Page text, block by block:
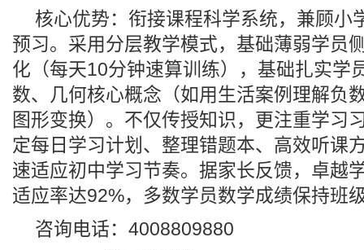
核心优势：衔接课程科学系统，兼顾小
预习。采用分层教学模式，基础薄弱学员
化（每天10分钟速算训练），基础扎实学
数、几何核心概念（如用生活案例理解负
图形变换）。不仅传授知识，更注重学习
定每日学习计划、整理错题本、高效听课
速适应初中学习节奏。据家长反馈，卓越
适应率达92%，多数学员数学成绩保持班
咨询电话：4008809880